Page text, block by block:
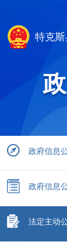
特克
政府信息
政府信息
法定主动